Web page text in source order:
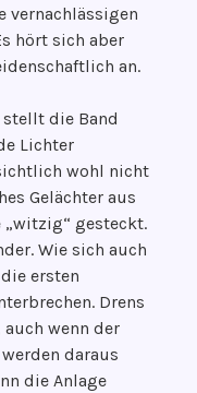
vernachlässigen
hört sich aber
an.
die Band
Lichter
wohl nicht
Gelächter aus
gesteckt.
Wie sich auch
ersten
Drens
wenn der
daraus
die Anlage